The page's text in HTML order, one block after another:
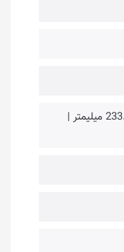
طول: 356.67 میلیمتر | عرض: 233.13 میلیمتر |